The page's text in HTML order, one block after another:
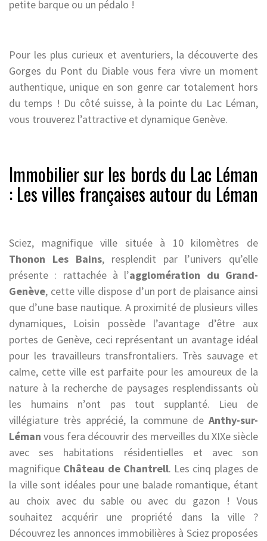
petite barque ou un pédalo !
Pour les plus curieux et aventuriers, la découverte des
Gorges du Pont du Diable vous fera vivre un moment
authentique, unique en son genre car totalement hors
du temps ! Du côté suisse, à la pointe du Lac Léman,
vous trouverez l’attractive et dynamique Genève.
Immobilier sur les bords du Lac Léman
: Les villes françaises autour du Léman
Sciez, magnifique ville située à 10 kilomètres de
Thonon Les Bains, resplendit par l’univers qu’elle
présente : rattachée à l’agglomération du Grand-
Genève, cette ville dispose d’un port de plaisance ainsi
que d’une base nautique. A proximité de plusieurs villes
dynamiques, Loisin possède l’avantage d’être aux
portes de Genève, ceci représentant un avantage idéal
pour les travailleurs transfrontaliers. Très sauvage et
calme, cette ville est parfaite pour les amoureux de la
nature à la recherche de paysages resplendissants où
les humains n’ont pas tout supplanté. Lieu de
villégiature très apprécié, la commune de Anthy-sur-
Léman vous fera découvrir des merveilles du XIXe siècle
avec ses habitations résidentielles et avec son
magnifique Château de Chantrell. Les cinq plages de
la ville sont idéales pour une balade romantique, étant
au choix avec du sable ou avec du gazon ! Vous
souhaitez acquérir une propriété dans la ville ?
Découvrez les annonces immobilières à Sciez proposées